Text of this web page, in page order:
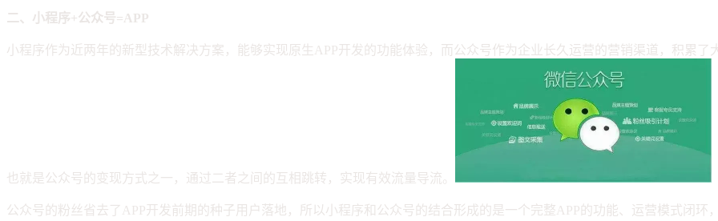
二、小程序+公众号=APP
小程序作为近两年的新型技术解决方案，能够实现原生APP开发的功能体验，而公众号作为企业长久运营的营销渠道，积累
也就是公众号的变现方式之一，通过二者之间的互相跳转，实现有效流量导流。
公众号的粉丝省去了APP开发前期的种子用户落地，所以小程序和公众号的结合形成的是一个完整APP的功能、运营模式闭